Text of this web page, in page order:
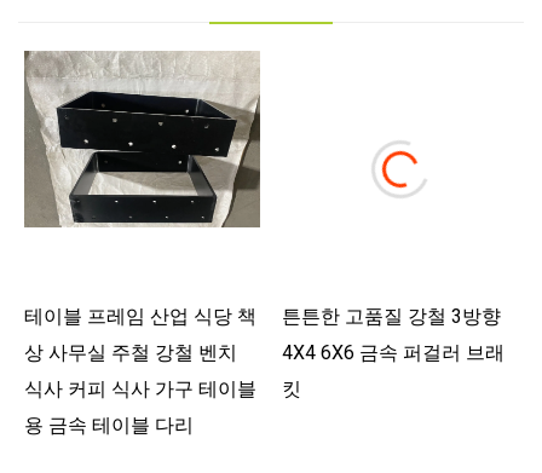
테이블 프레임 산업 식당 책
상 사무실 주철 강철 벤치
식사 커피 식사 가구 테이블
용 금속 테이블 다리
튼튼한 고품질 강철 3방향
4X4 6X6 금속 퍼걸러 브래
킷